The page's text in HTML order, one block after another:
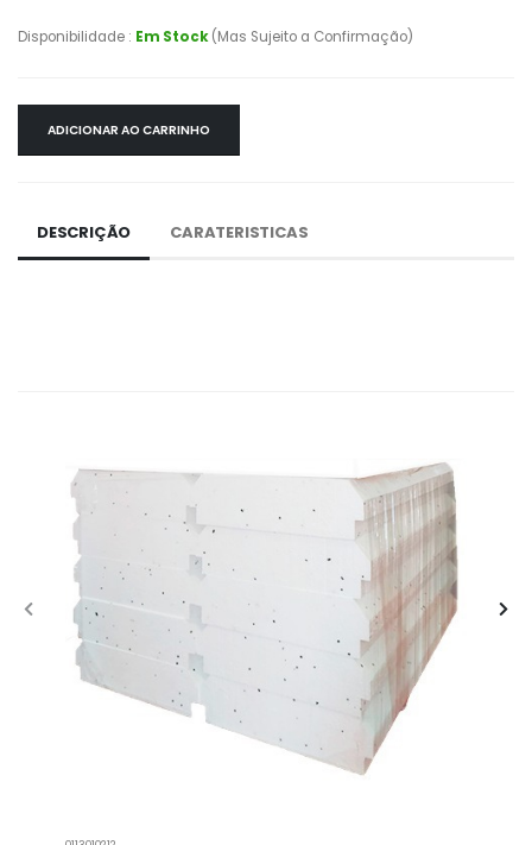
Disponibilidade : Em Stock(Mas Sujeito a Confirmação)
ADICIONAR AO CARRINHO
DESCRIÇÃO CARATERISTICAS